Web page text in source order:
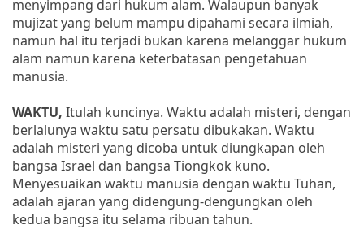
menyimpang dari hukum alam. Walaupun banyak
mujizat yang belum mampu dipahami secara ilmiah,
namun hal itu terjadi bukan karena melanggar hukum
alam namun karena keterbatasan pengetahuan
manusia.
WAKTU, Itulah kuncinya. Waktu adalah misteri, dengan
berlalunya waktu satu persatu dibukakan. Waktu
adalah misteri yang dicoba untuk diungkapan oleh
bangsa Israel dan bangsa Tiongkok kuno.
Menyesuaikan waktu manusia dengan waktu Tuhan,
adalah ajaran yang didengung-dengungkan oleh
kedua bangsa itu selama ribuan tahun.